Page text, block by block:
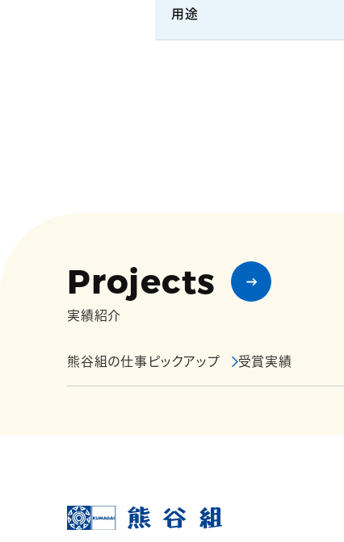
用途
Projects
実績紹介
熊谷組の仕事ピックアップ 受賞実績